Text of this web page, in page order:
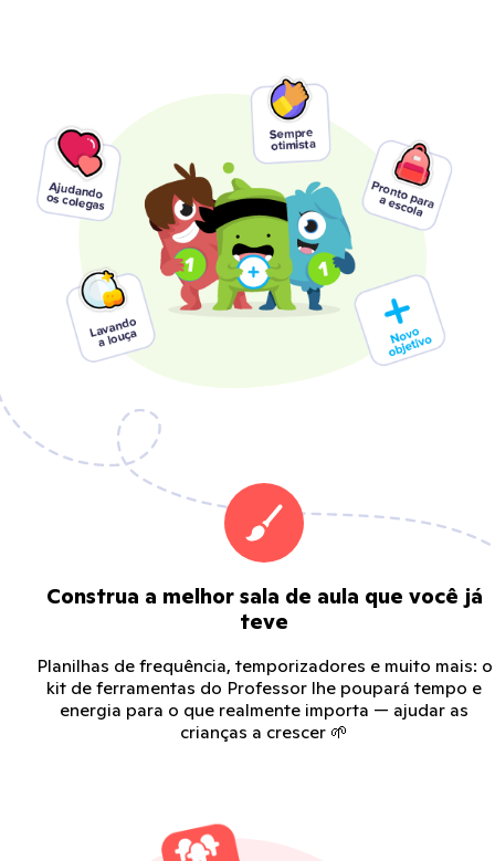
Construa a melhor sala de aula que você já
teve
Planilhas de frequência, temporizadores e muito mais: o
kit de ferramentas do Professor lhe poupará tempo e
energia para o que realmente importa — ajudar as
crianças a crescer 🌱